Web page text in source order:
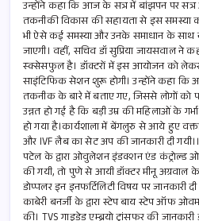
उन्होंने कहा कि आज के सत्र में बांझपन पर
तकनीकी विकास की सहायता से इस
भी ऐसे कई समस्या और उनके समाधान के साथ
जाएगी। वहीं, सचिव डॉ सुप्रिया जायसवाल ने
स्क्सेसफुल है। डॉक्टरों में इस आयोजन को
साइंटिफिक सेशन शुरू होगी। उन्होंने कहा
तकनीक के बारे में बताए गए, जिससे लोगों को
उन्नत हो गई है कि बड़ी उम्र की महिलाओं के
हो गया है।कार्यशाला में बेंगलुरु से आये हुए वक्ता
और IVF लैब का सेट अप की जानकारी दी
पटेल के द्वारा ओवुलेशन इंडक्शन एंड कंट्रोल्ड
की गयी, तो पुणे से आयी डॉक्टर मीनू अग्रवाल के
डोप्पलर इन इनफर्टिलिटी विषय पर जानकारी
काबेरी बनर्जी के द्वारा स्टेप बाय स्टेप ऑफ